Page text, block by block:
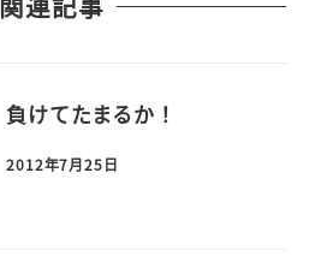
負けてたまるか！
2012年7月25日